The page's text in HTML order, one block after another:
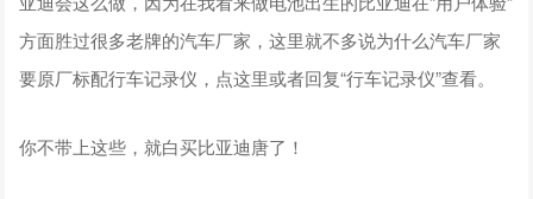
方面胜过很多老牌的汽车厂家，这里就不多说为什么汽车厂家
要原厂标配行车记录仪，点这里或者回复“行车记录仪”查看。
你不带上这些，就白买比亚迪唐了！